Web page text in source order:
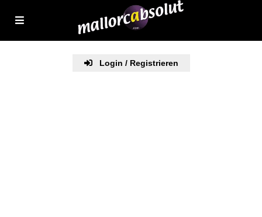
Login / Registrieren